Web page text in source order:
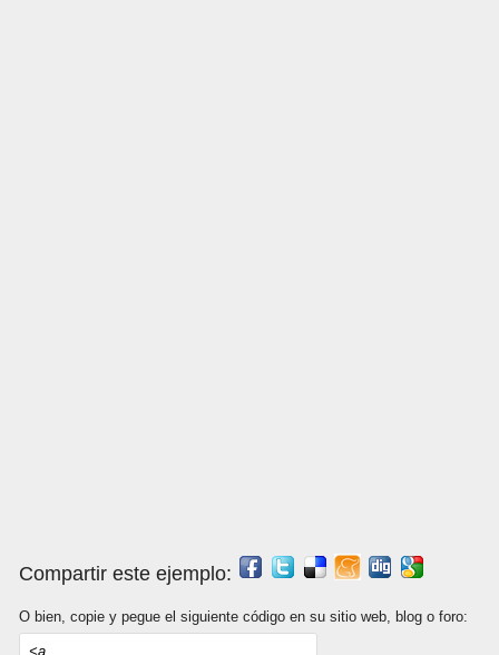
Compartir este ejemplo:
O bien, copie y pegue el siguiente código en su sitio web, blog o foro: